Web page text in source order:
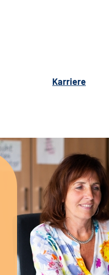
Karriere